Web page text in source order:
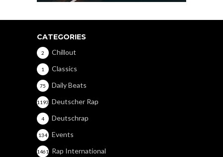
CATEGORIES
Chillout
2
Classics
1
Daily Beats
75
Deutscher Rap
1193
Deutschrap
4
Events
134
Rap International
1461